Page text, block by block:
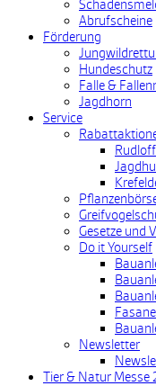
Abrufscheine
Förderung
Hundeschutz
Falle &
Jagdhorn
Service
Gesetze und
Do it Yourself
Newsletter
Tier & Natur Messe